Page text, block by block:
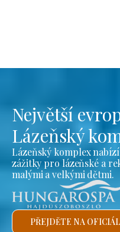
Největší
Lázeňský
Lázeňský komplex
zážitky pro lázeňské a
malými a velkými dětmi.
PŘEJDĚTE NA